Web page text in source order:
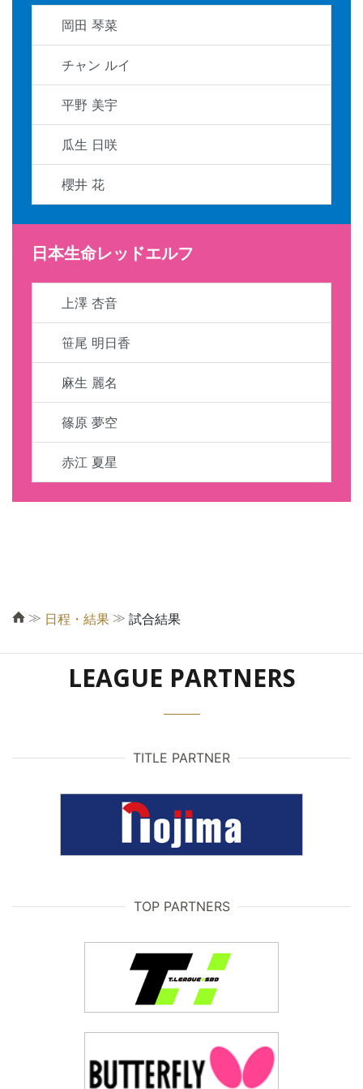
岡田 琴菜
チャン ルイ
平野 美宇
瓜生 日咲
櫻井 花
日本生命レッドエルフ
上澤 杏音
笹尾 明日香
麻生 麗名
篠原 夢空
赤江 夏星
≫ 日程・結果 ≫ 試合結果
LEAGUE PARTNERS
TITLE PARTNER
TOP PARTNERS